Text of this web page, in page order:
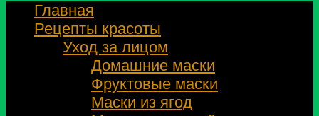
Главная
Рецепты красоты
Уход за лицом
Домашние маски
Фруктовые маски
Маски из ягод